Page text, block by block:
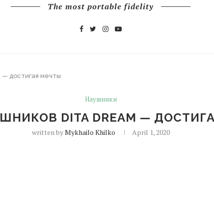
The most portable fidelity
— достигая мечты
Наушники
DITA DREAM —
written byMykhailo Khilko April 1, 2020